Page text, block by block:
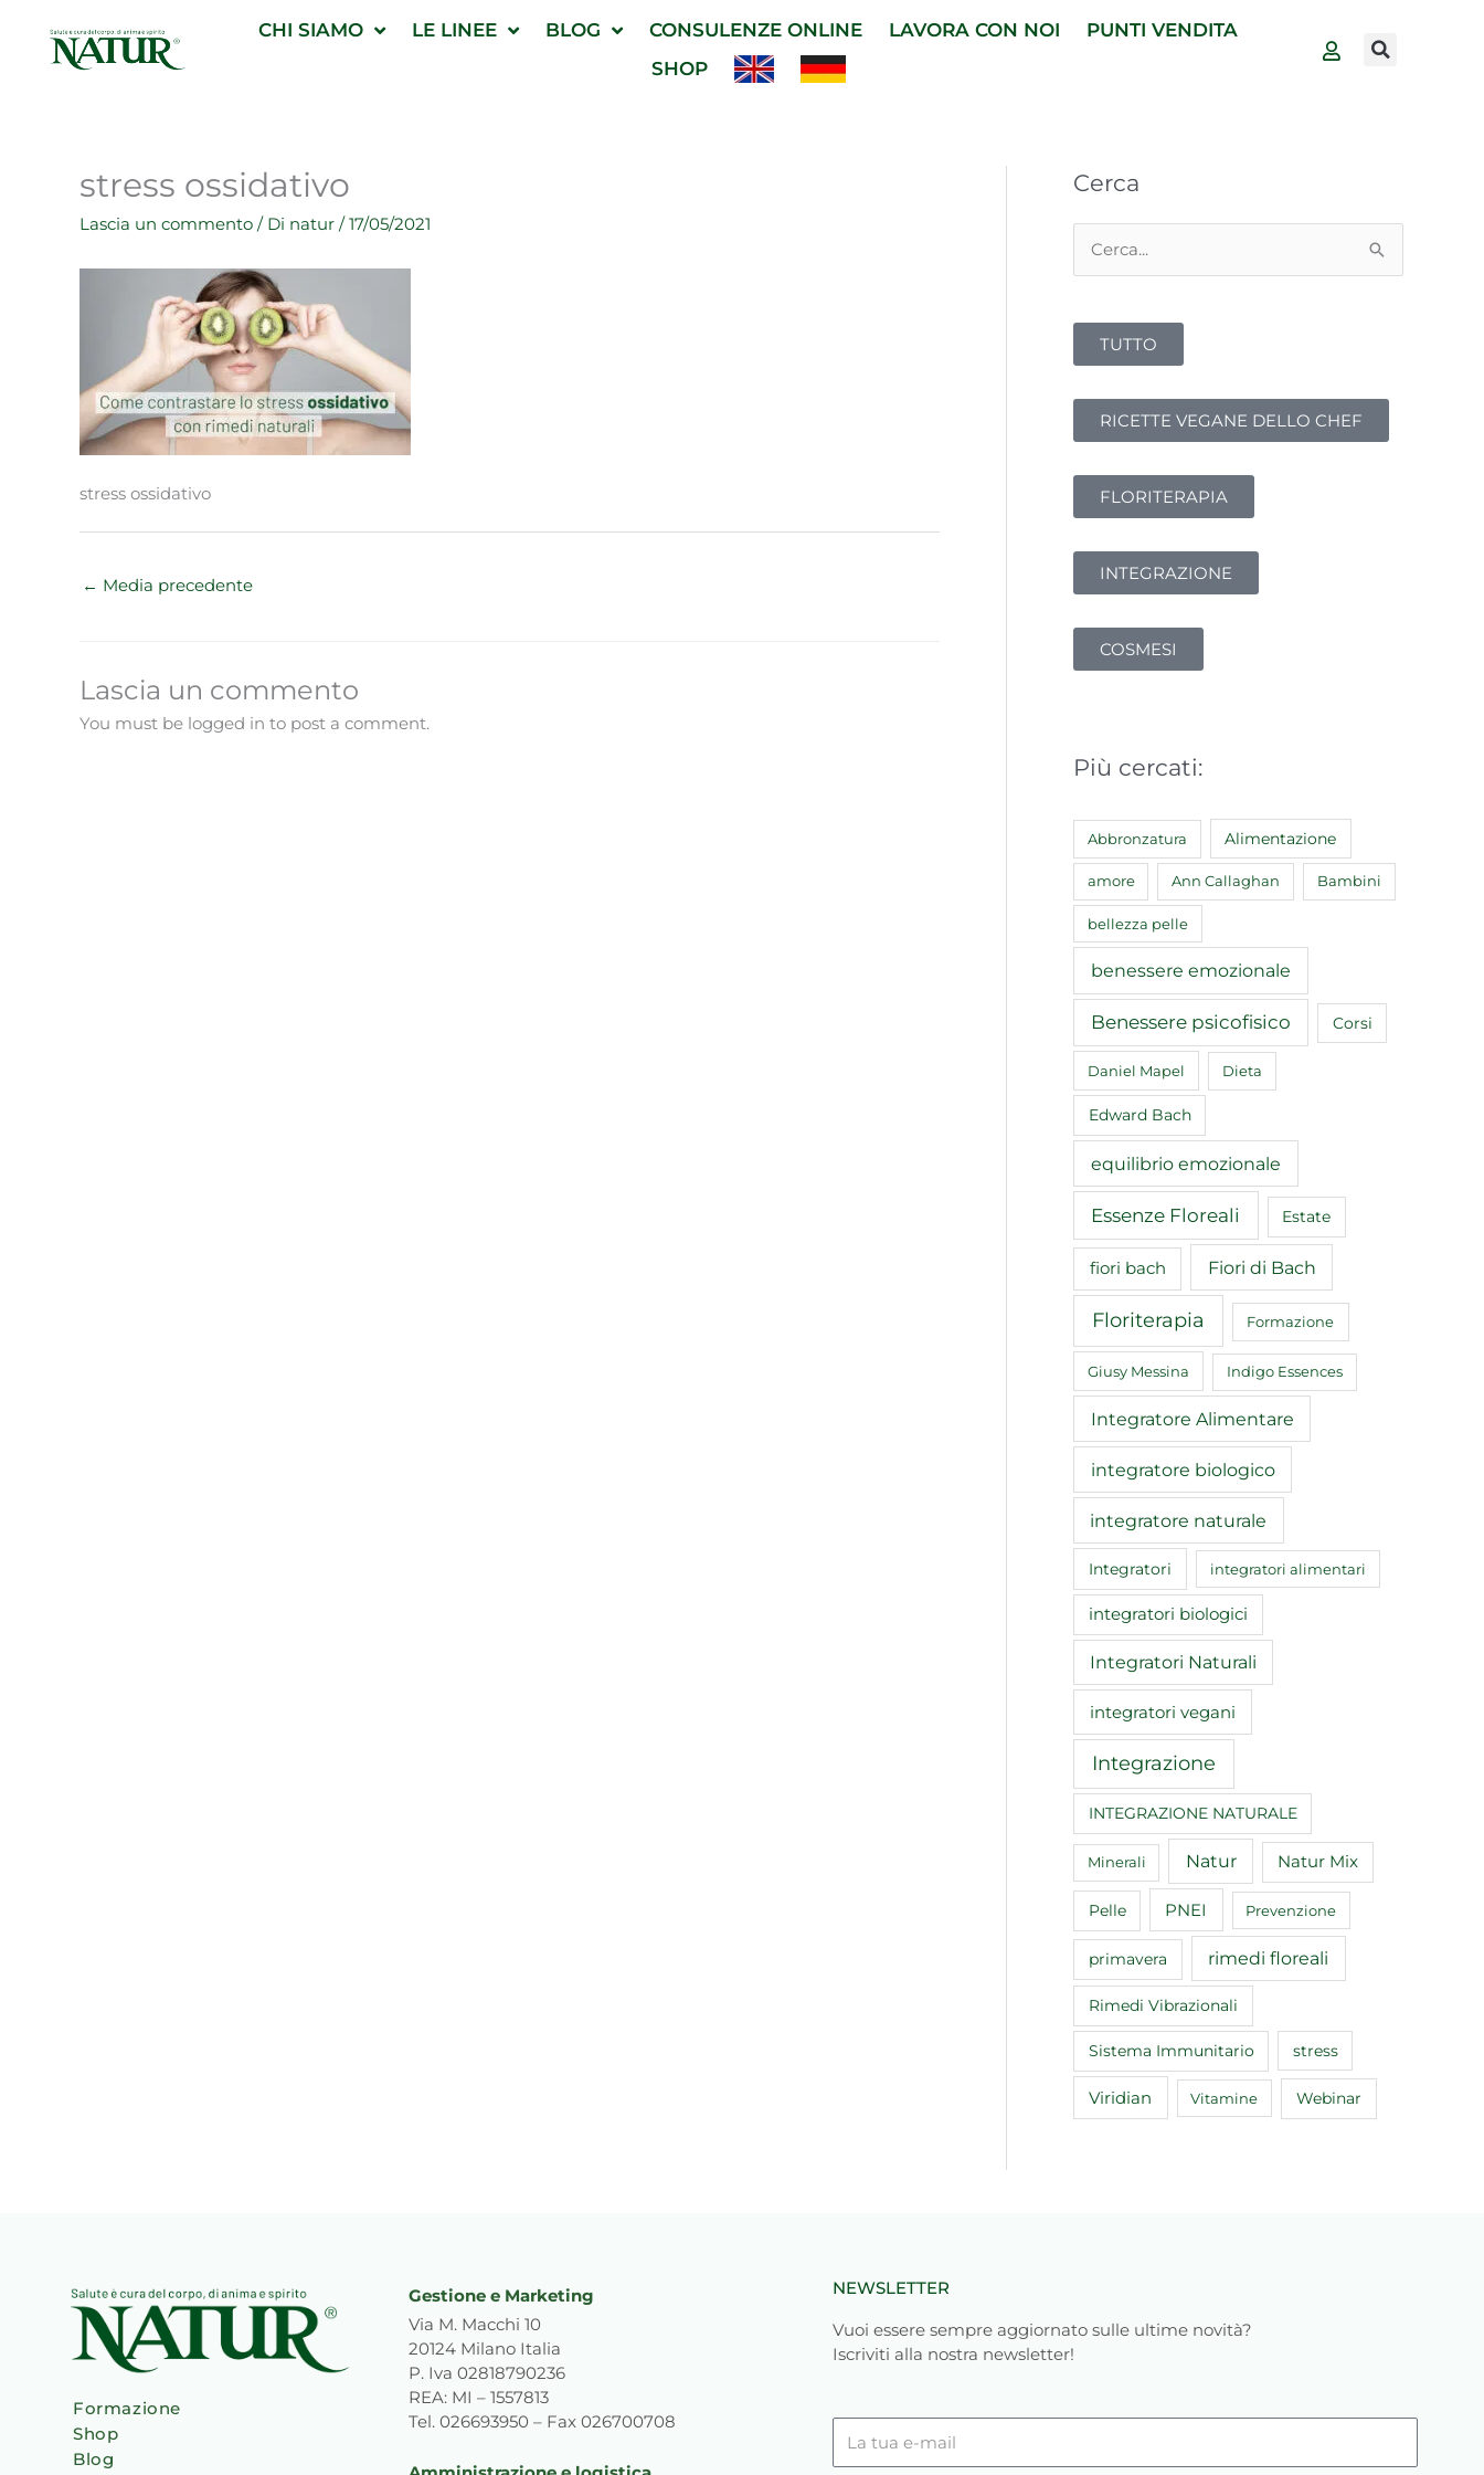
contenuto
CHI SIAMO LE LINEE BLOG CONSULENZE ONLINE LAVORA CON NOI
PUNTI VENDITA
SHOP
stress ossidativo
Lascia un commento / Di natur /17/05/2021
stress ossidativo
← Media precedente
Lascia un commento
You must be logged in to post a comment.
Cerca
r
TUTTO
RICETTE VEGANE DELLO CHEF
FLORITERAPIA
INTEGRAZIONE
COSMESI
Più cercati:
Abbronzatura Alimentazione
amore Ann Callaghan Bambini
bellezza pelle
benessere emozionale
Benessere psicofisico Corsi
Daniel Mapel Dieta
Edward Bach
equilibrio emozionale
Essenze Floreali Estate
fiori bach Fiori di Bach
Floriterapia Formazione
Giusy Messina Indigo Essences
Integratore Alimentare
integratore biologico
integratore naturale
Integratori integratori alimentari
integratori biologici
Integratori Naturali
integratori vegani
Integrazione
INTEGRAZIONE NATURALE
Minerali Natur Natur Mix
Pelle PNEI Prevenzione
primavera rimedi floreali
Rimedi Vibrazionali
Sistema Immunitario stress
Viridian Vitamine Webinar
Formazione
Shop
Blog
Gestione e Marketing
Via M. Macchi 10
20124 Milano Italia
P. Iva 02818790236
REA: MI – 1557813
Tel. 026693950 – Fax 026700708
NEWSLETTER
Vuoi essere sempre aggiornato sulle ultime novità?
Iscriviti alla nostra newsletter!
tua